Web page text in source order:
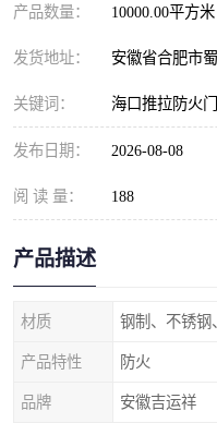
产品数量： 10000.00平方米
发货地址： 安徽省合肥市
关键词： 海口推拉防火
发布日期： 2026-08-08
阅 读 量： 188
产品描述
材质 钢制、不锈钢
产品特性 防火
品牌 安徽吉运祥